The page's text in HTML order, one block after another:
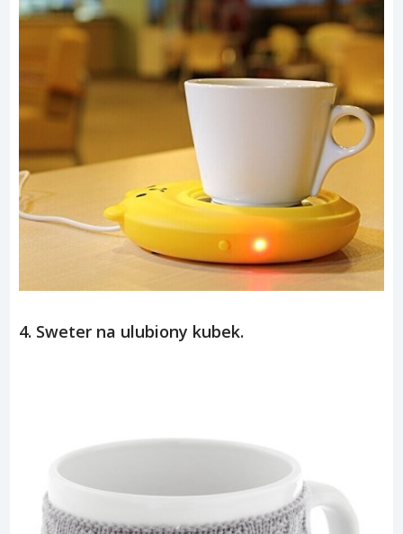
4. Sweter na ulubiony kubek.